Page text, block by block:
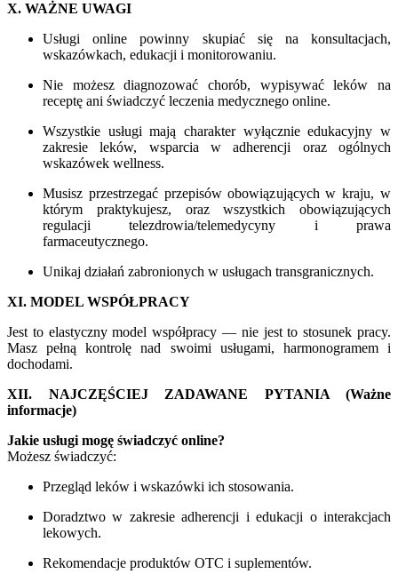
X. WAŻNE UWAGI
Usługi online powinny skupiać się na konsultacjach,
wskazówkach, edukacji i monitorowaniu.
Nie możesz diagnozować chorób, wypisywać leków na
receptę ani świadczyć leczenia medycznego online.
Wszystkie usługi mają charakter wyłącznie edukacyjny w
zakresie leków, wsparcia w adherencji oraz ogólnych
wskazówek wellness.
Musisz przestrzegać przepisów obowiązujących w kraju, w
którym praktykujesz, oraz wszystkich obowiązujących
regulacji telezdrowia/telemedycyny i prawa
farmaceutycznego.
Unikaj działań zabronionych w usługach transgranicznych.
XI. MODEL WSPÓŁPRACY
Jest to elastyczny model współpracy — nie jest to stosunek pracy.
Masz pełną kontrolę nad swoimi usługami, harmonogramem i
dochodami.
XII. NAJCZĘŚCIEJ ZADAWANE PYTANIA (Ważne
informacje)
Jakie usługi mogę świadczyć online?
Możesz świadczyć:
Przegląd leków i wskazówki ich stosowania.
Doradztwo w zakresie adherencji i edukacji o interakcjach
lekowych.
Rekomendacje produktów OTC i suplementów.